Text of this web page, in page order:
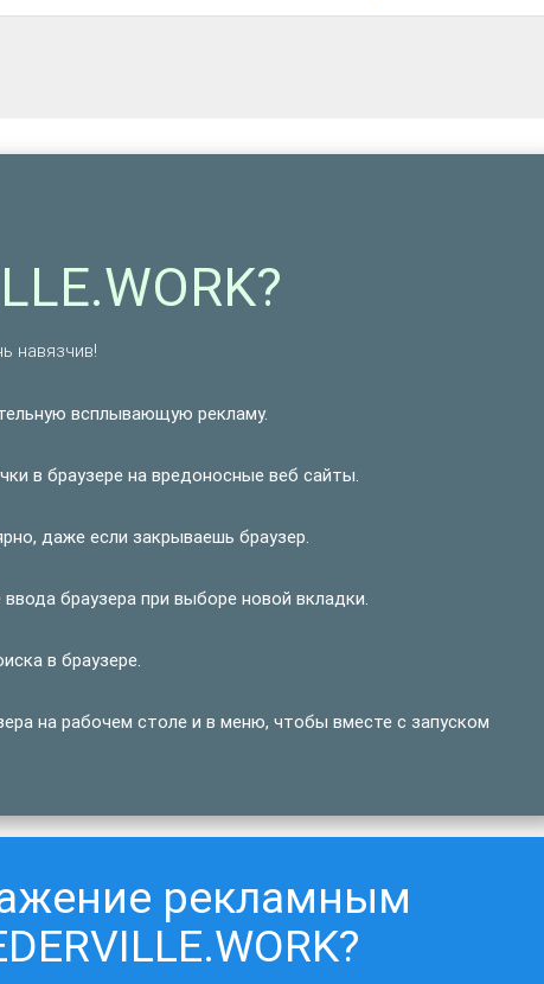
навязчив!
всплывающую рекламу.
в браузере на вредоносные веб сайты.
даже если закрываешь браузер.
ввода браузера при выборе новой вкладки.
в браузере.
на рабочем столе и в меню, чтобы вместе с запуском
рекламным